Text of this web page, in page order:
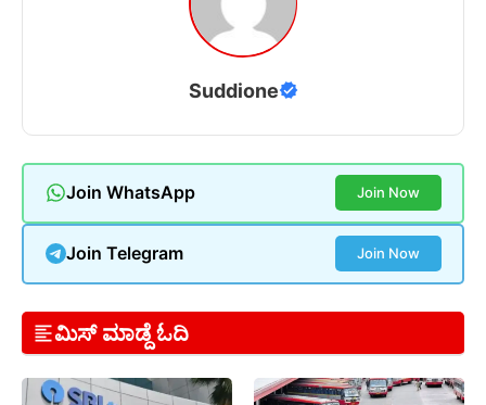
Suddione
Join WhatsApp Join Now
Join Telegram Join Now
ಮಿಸ್ ಮಾಡ್ದೆ ಓದಿ